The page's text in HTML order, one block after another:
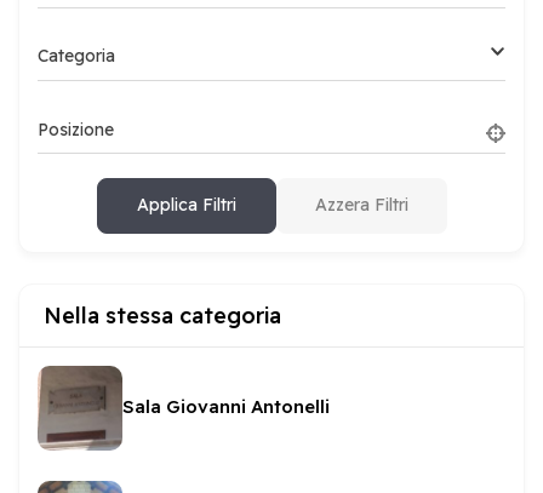
Categoria
Posizione
Applica Filtri Azzera Filtri
Nella stessa categoria
Sala Giovanni Antonelli